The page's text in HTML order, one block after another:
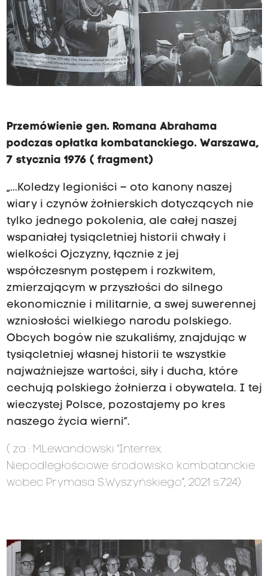
Przemówienie gen. Romana Abrahama
podczas opłatka kombatanckiego. Warszawa,
7 stycznia 1976 ( fragment)
„...Koledzy legioniści – oto kanony naszej
wiary i czynów żołnierskich dotyczących nie
tylko jednego pokolenia, ale całej naszej
wspaniałej tysiącletniej historii chwały i
wielkości Ojczyzny, łącznie z jej
współczesnym postępem i rozkwitem,
zmierzającym w przyszłości do silnego
ekonomicznie i militarnie, a swej suwerennej
wzniosłości wielkiego narodu polskiego.
Obcych bogów nie szukaliśmy, znajdując w
tysiącletniej własnej historii te wszystkie
najważniejsze wartości, siły i ducha, które
cechują polskiego żołnierza i obywatela. I tej
wieczystej Polsce, pozostajemy po kres
naszego życia wierni”.
( za : M.Lewandowski "Interrex.
Niepodległościowe środowisko kombatanckie
wobec Prymasa S.Wyszyńskiego”, 2021 s.724)